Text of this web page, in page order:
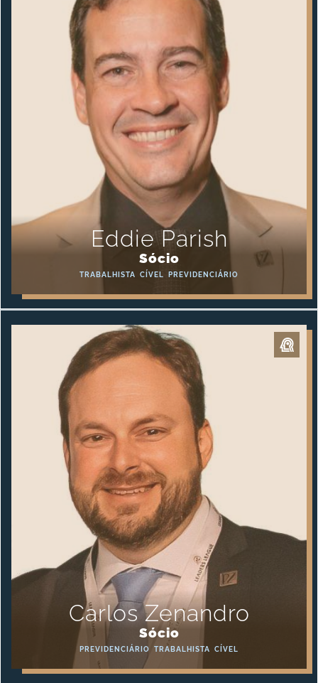
Eddie Parish
Sócio
TRABALHISTA CÍVEL PREVIDENCIÁRIO
Carlos Zenandro
Sócio
PREVIDENCIÁRIO TRABALHISTA CÍVEL